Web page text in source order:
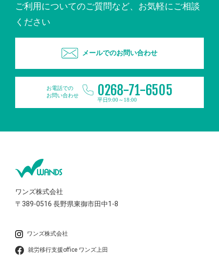
ご利用についてのご質問など、お気軽にご相談
ください
メールでのお問い合わせ
お電話での
お問い合わせ
0268-71-6505
平日9:00～18:00
ワンズ株式会社
〒389-0516長野県東御市田中1-8
ワンズ株式会社
就労移行支援office ワンズ上田